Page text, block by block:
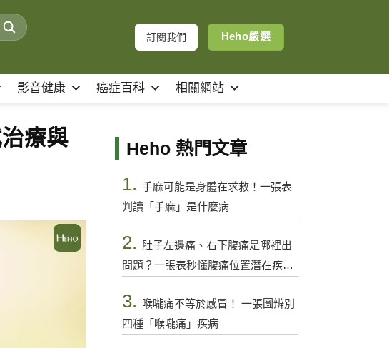
訂閱我們 Heho嚴選
影音健康 癌症百科 相關網站
療與
Heho 熱門文章
1. 手麻可能是身體在求救！一張表
判讀「手麻」是什麼病
2. 肚子左邊痛、右下腹痛是哪裡出
問題？一張表秒懂腹痛位置潛在疾病
3.
喉嚨痛不等於感冒！ 一張圖辨別
四種「喉嚨痛」疾病